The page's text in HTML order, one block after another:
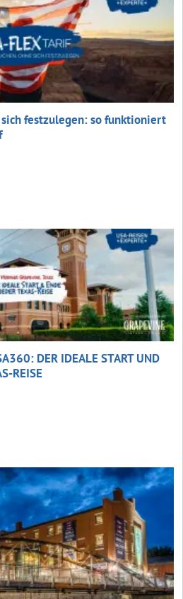
sich festzulegen: so funktioniert
DER IDEALE START UND
REISE